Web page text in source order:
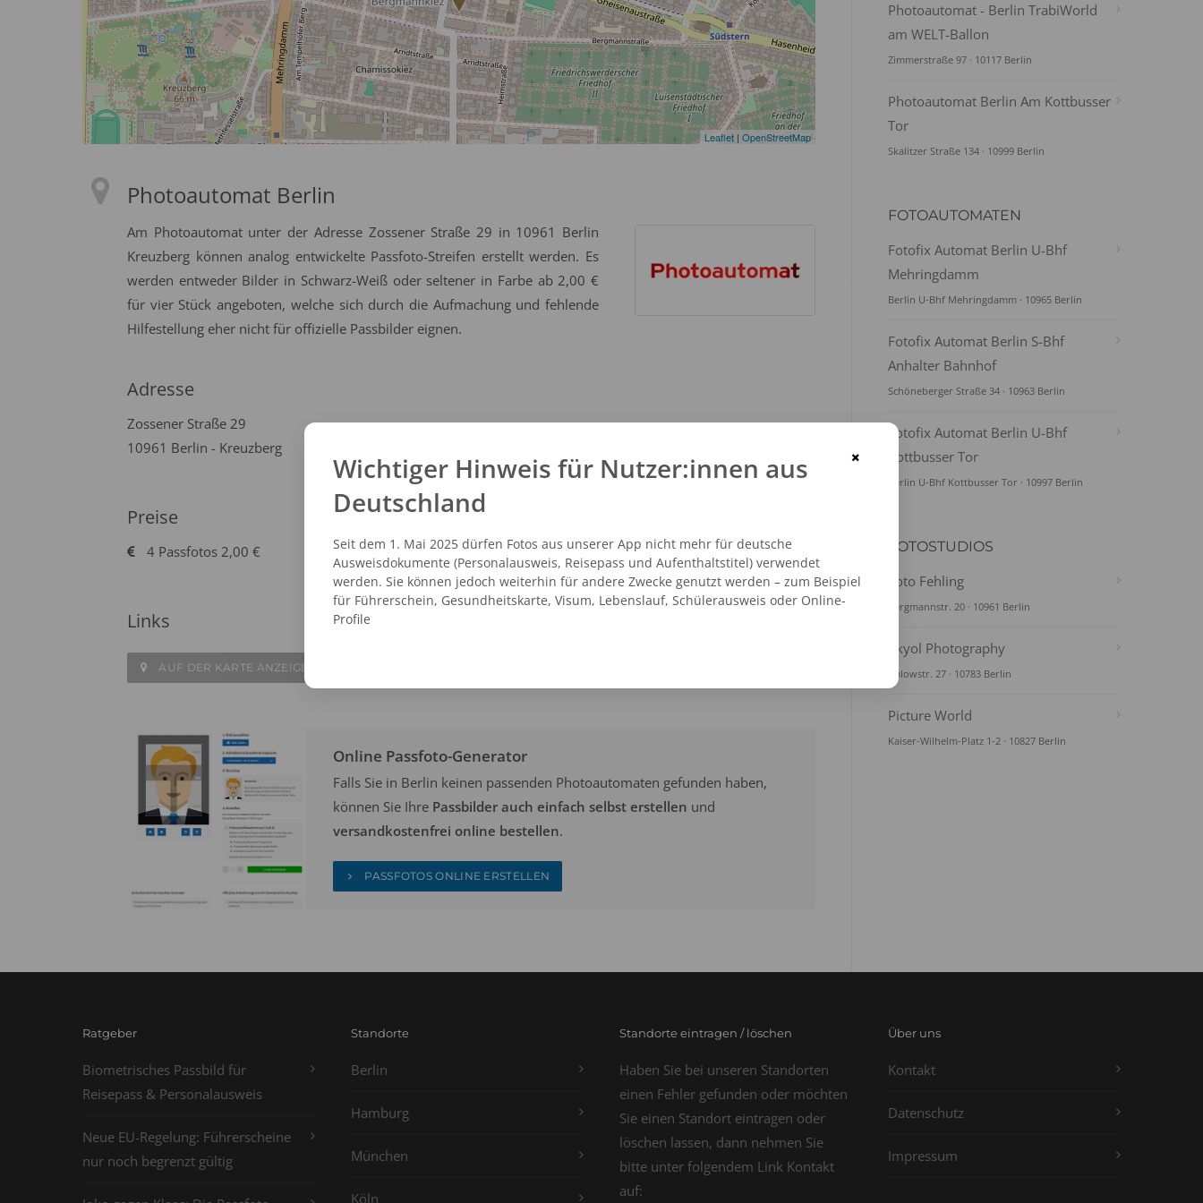
Leaflet | OpenStreetMap
Photoautomat Berlin
Am Photoautomat unter der Adresse Zossener Straße 29 in 10961 Berlin
Kreuzberg können analog entwickelte Passfoto-Streifen erstellt werden. Es
werden entweder Bilder in Schwarz-Weiß oder seltener in Farbe ab 2,00 €
für vier Stück angeboten, welche sich durch die Aufmachung und fehlende
Hilfestellung eher nicht für offizielle Passbilder eignen.
Adresse
Zossener Straße 29
10961 Berlin - Kreuzberg
Preise
4 Passfotos 2,00 €
Links
AUF DER KARTE ANZEIGEN
Online Passfoto-Generator
Falls Sie in Berlin keinen passenden Photoautomaten gefunden haben,
können Sie Ihre Passbilder auch einfach selbst erstellen und
versandkostenfrei online bestellen.
PASSFOTOS ONLINE ERSTELLEN
Photoautomat - Berlin TrabiWorld
am WELT-Ballon
Zimmerstraße 97 · 10117 Berlin
Photoautomat Berlin Am Kottbusser
Tor
Skalitzer Straße 134 · 10999 Berlin
FOTOAUTOMATEN
Fotofix Automat Berlin U-Bhf
Mehringdamm
Berlin U-Bhf Mehringdamm · 10965 Berlin
Fotofix Automat Berlin S-Bhf
Anhalter Bahnhof
Schöneberger Straße 34 · 10963 Berlin
Fotofix Automat Berlin U-Bhf
Kottbusser Tor
Berlin U-Bhf Kottbusser Tor · 10997 Berlin
FOTOSTUDIOS
Foto Fehling
Bergmannstr. 20 · 10961 Berlin
Akyol Photography
Bülowstr. 27 · 10783 Berlin
Picture World
Kaiser-Wilhelm-Platz 1-2 · 10827 Berlin
Ratgeber
Biometrisches Passbild für
Reisepass & Personalausweis
Neue EU-Regelung: Führerscheine
nur noch begrenzt gültig
Standorte
Berlin
Hamburg
München
Köln
Standorte eintragen / löschen
Haben Sie bei unseren Standorten
einen Fehler gefunden oder möchten
Sie einen Standort eintragen oder
löschen lassen, dann nehmen Sie
bitte unter folgendem Link Kontakt
auf:
Über uns
Kontakt
Datenschutz
Impressum
×
Wichtiger Hinweis für Nutzer:innen aus
Deutschland
Seit dem 1. Mai 2025 dürfen Fotos aus unserer App nicht mehr für deutsche
Ausweisdokumente (Personalausweis, Reisepass und Aufenthaltstitel) verwendet
werden. Sie können jedoch weiterhin für andere Zwecke genutzt werden – zum Beispiel
für Führerschein, Gesundheitskarte, Visum, Lebenslauf, Schülerausweis oder Online-
Profile